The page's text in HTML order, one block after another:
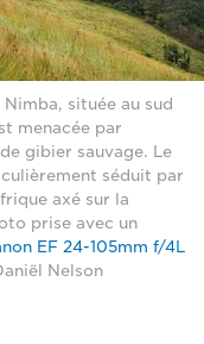
située au sud
menacée par
gibier sauvage. Le
séduit par
axé sur la
prise avec un
EF 24-105mm f/4L
Nelson